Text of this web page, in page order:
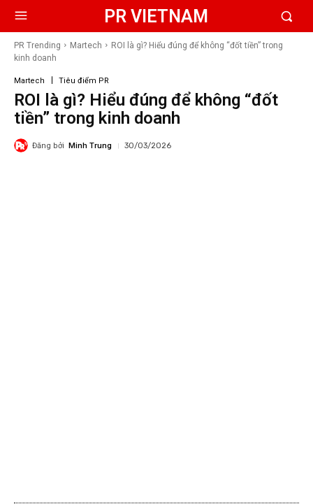
PR VIETNAM
PR Trending Martech
ROI là gì? Hiểu đúng để không “đốt tiền” trong
kinh doanh
Martech Tiêu điểm PR
ROI là gì? Hiểu đúng để không “đốt
tiền” trong kinh doanh
Đăng bởi Minh Trung 30/03/2026